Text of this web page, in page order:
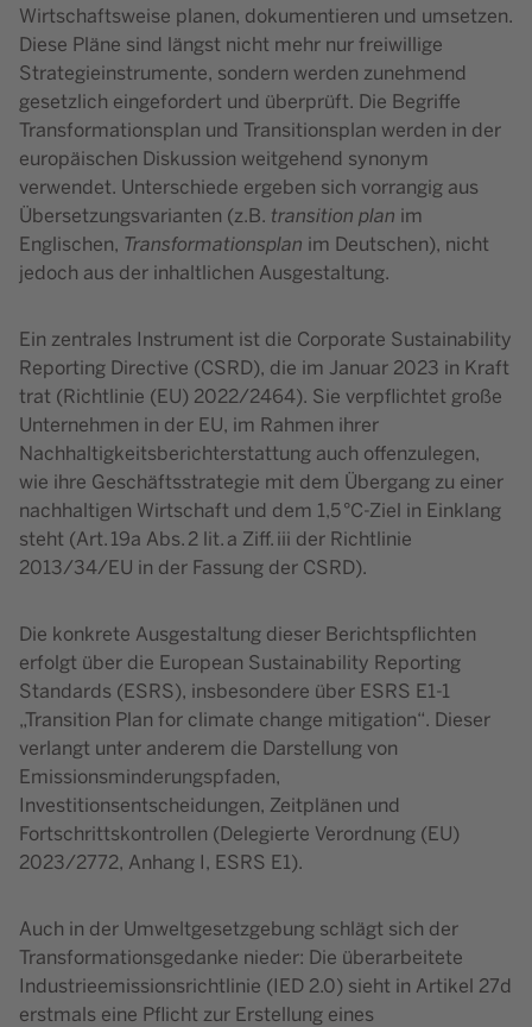
Wirtschaftsweise planen, dokumentieren und umsetzen.
Diese Pläne sind längst nicht mehr nur freiwillige
Strategieinstrumente, sondern werden zunehmend
gesetzlich eingefordert und überprüft. Die Begriffe
Transformationsplan und Transitionsplan werden in der
europäischen Diskussion weitgehend synonym
verwendet. Unterschiede ergeben sich vorrangig aus
Übersetzungsvarianten (z.B. transition plan im
Englischen, Transformationsplan im Deutschen), nicht
jedoch aus der inhaltlichen Ausgestaltung.
Ein zentrales Instrument ist die Corporate Sustainability
Reporting Directive (CSRD), die im Januar 2023 in Kraft
trat (Richtlinie (EU) 2022/2464). Sie verpflichtet große
Unternehmen in der EU, im Rahmen ihrer
Nachhaltigkeitsberichterstattung auch offenzulegen,
wie ihre Geschäftsstrategie mit dem Übergang zu einer
nachhaltigen Wirtschaft und dem 1,5 °C-Ziel in Einklang
steht (Art. 19a Abs. 2 lit. a Ziff. iii der Richtlinie
2013/34/EU in der Fassung der CSRD).
Die konkrete Ausgestaltung dieser Berichtspflichten
erfolgt über die European Sustainability Reporting
Standards (ESRS), insbesondere über ESRS E1-1
„Transition Plan for climate change mitigation“. Dieser
verlangt unter anderem die Darstellung von
Emissionsminderungspfaden,
Investitionsentscheidungen, Zeitplänen und
Fortschrittskontrollen (Delegierte Verordnung (EU)
2023/2772, Anhang I, ESRS E1).
Auch in der Umweltgesetzgebung schlägt sich der
Transformationsgedanke nieder: Die überarbeitete
Industrieemissionsrichtlinie (IED 2.0) sieht in Artikel 27d
erstmals eine Pflicht zur Erstellung eines